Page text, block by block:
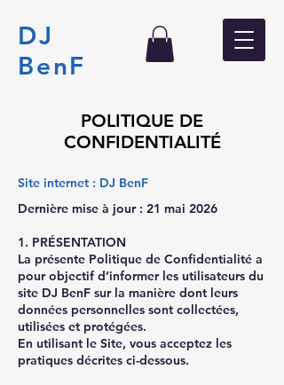
DJ
BenF
POLITIQUE DE
CONFIDENTIALITÉ
Site internet : DJ BenF
Dernière mise à jour : 21 mai 2026
1. PRÉSENTATION
La présente Politique de Confidentialité a
pour objectif d’informer les utilisateurs du
site DJ BenF sur la manière dont leurs
données personnelles sont collectées,
utilisées et protégées.
En utilisant le Site, vous acceptez les
pratiques décrites ci-dessous.